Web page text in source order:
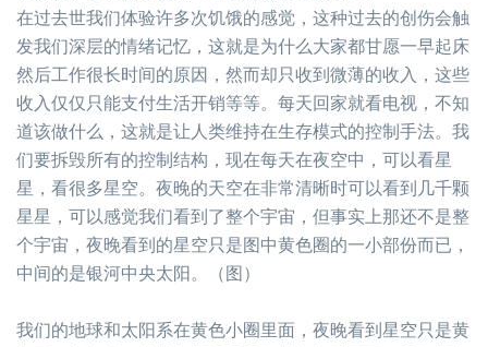
在过去世我们体验许多次饥饿的感觉，这种过去的创伤会触
发我们深层的情绪记忆，这就是为什么大家都甘愿一早起床
然后工作很长时间的原因，然而却只收到微薄的收入，这些
收入仅仅只能支付生活开销等等。每天回家就看电视，不知
道该做什么，这就是让人类维持在生存模式的控制手法。我
们要拆毁所有的控制结构，现在每天在夜空中，可以看星
星，看很多星空。夜晚的天空在非常清晰时可以看到几千颗
星星，可以感觉我们看到了整个宇宙，但事实上那还不是整
个宇宙，夜晚看到的星空只是图中黄色圈的一小部份而已，
中间的是银河中央太阳。（图）
我们的地球和太阳系在黄色小圈里面，夜晚看到星空只是黄